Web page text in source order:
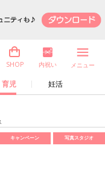
児 妊活
SHOP 内祝い メニュー
キャンペーン 写真スタジオ